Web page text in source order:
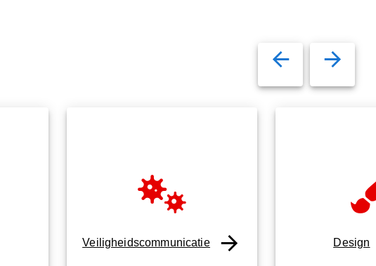
Veiligheidscommunicatie Design